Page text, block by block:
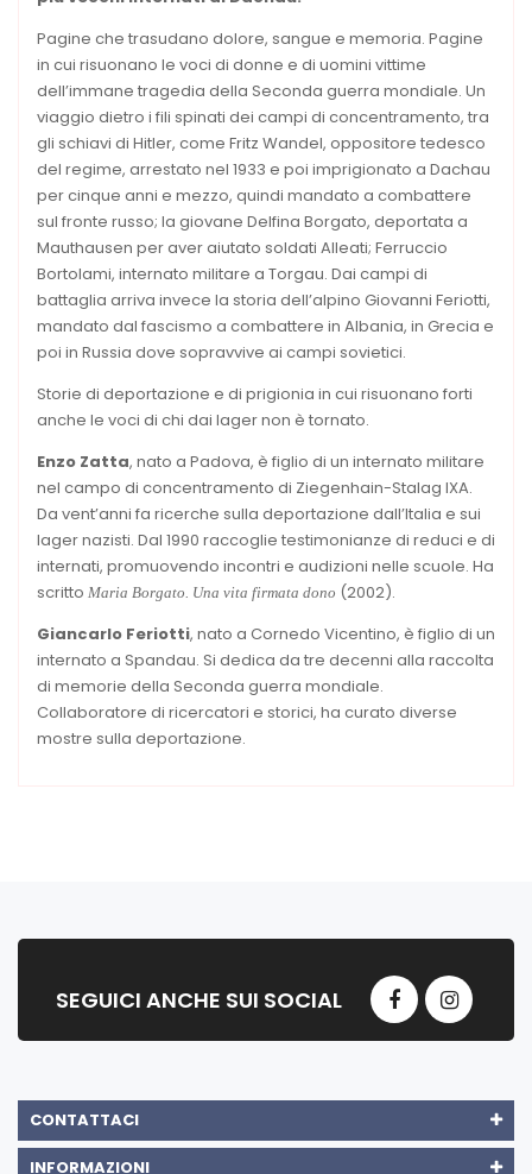
Pagine che trasudano dolore, sangue e memoria. Pagine
in cui risuonano le voci di donne e di uomini vittime
dell’immane tragedia della Seconda guerra mondiale. Un
viaggio dietro i fili spinati dei campi di concentramento, tra
gli schiavi di Hitler, come Fritz Wandel, oppositore tedesco
del regime, arrestato nel 1933 e poi imprigionato a Dachau
per cinque anni e mezzo, quindi mandato a combattere
sul fronte russo; la giovane Delfina Borgato, deportata a
Mauthausen per aver aiutato soldati Alleati; Ferruccio
Bortolami, internato militare a Torgau. Dai campi di
battaglia arriva invece la storia dell’alpino Giovanni Feriotti,
mandato dal fascismo a combattere in Albania, in Grecia e
poi in Russia dove sopravvive ai campi sovietici.
Storie di deportazione e di prigionia in cui risuonano forti
anche le voci di chi dai lager non è tornato.
Enzo Zatta, nato a Padova, è figlio di un internato militare
nel campo di concentramento di Ziegenhain-Stalag IXA.
Da vent’anni fa ricerche sulla deportazione dall’Italia e sui
lager nazisti. Dal 1990 raccoglie testimonianze di reduci e di
internati, promuovendo incontri e audizioni nelle scuole. Ha
scritto Maria Borgato. Una vita firmata dono (2002).
Giancarlo Feriotti, nato a Cornedo Vicentino, è figlio di un
internato a Spandau. Si dedica da tre decenni alla raccolta
di memorie della Seconda guerra mondiale.
Collaboratore di ricercatori e storici, ha curato diverse
mostre sulla deportazione.
SEGUICI ANCHE SUI SOCIAL
CONTATTACI
INFORMAZIONI